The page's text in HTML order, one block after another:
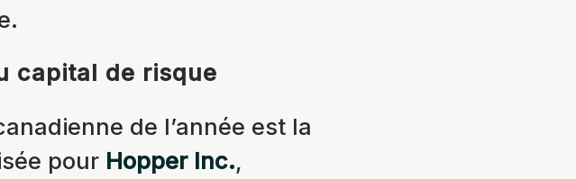
capital de risque
de l’année est la
pour Hopper Inc.,